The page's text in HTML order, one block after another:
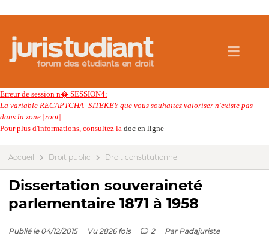
Erreur de session n� SESSION4:
La variable RECAPTCHA_SITEKEY que vous souhaitez valoriser n'existe pas
dans la zone |root|.
Pour plus d'informations, consultez la doc en ligne
Accueil Droit public Droit constitutionnel
Dissertation souveraineté
parlementaire 1871 à 1958
Publié le 04/12/2015 Vu 2826 fois 2 Par Padajuriste